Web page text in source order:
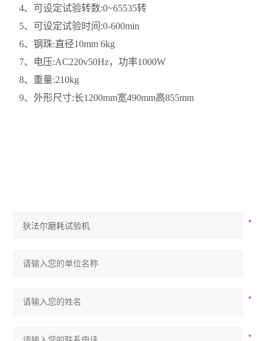
沥青薄膜烘箱
查看全部 >>
4、可设定试验转数:0~65535转
5、可设定试验时间:0-600min
6、钢珠:直径10mm 6kg
7、电压:AC220v50Hz，功率1000W
8、重量:210kg
9、外形尺寸:长1200mm宽490mm高855mm